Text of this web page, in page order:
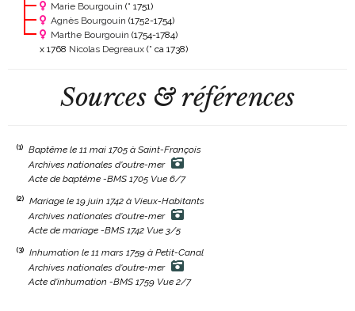
Marie Bourgouin (° 1751)
Agnès Bourgouin (1752-1754)
Marthe Bourgouin (1754-1784)
x 1768 Nicolas Degreaux (° ca 1738)
Sources & références
(1)
Baptême le 11 mai 1705 à Saint-François
Archives nationales d'outre-mer
Acte de baptême -BMS 1705 Vue 6/7
(2)
Mariage le 19 juin 1742 à Vieux-Habitants
Archives nationales d'outre-mer
Acte de mariage -BMS 1742 Vue 3/5
(3)
Inhumation le 11 mars 1759 à Petit-Canal
Archives nationales d'outre-mer
Acte d'inhumation -BMS 1759 Vue 2/7